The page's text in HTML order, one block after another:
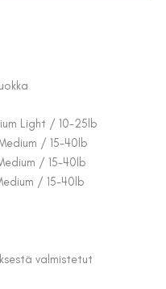
/ 10-25lb
/ 15-40lb
/ 15-40lb
/ 15-40lb
valmistetut